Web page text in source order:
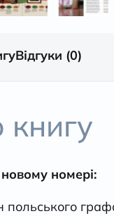
Відгуки (0)
номері:
польського